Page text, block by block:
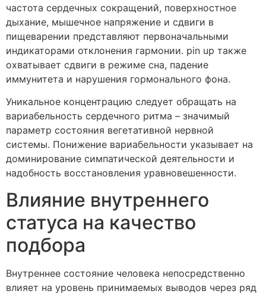
частота сердечных сокращений, поверхностное
дыхание, мышечное напряжение и сдвиги в
пищеварении представляют первоначальными
индикаторами отклонения гармонии. pin up также
охватывает сдвиги в режиме сна, падение
иммунитета и нарушения гормонального фона.
Уникальное концентрацию следует обращать на
вариабельность сердечного ритма – значимый
параметр состояния вегетативной нервной
системы. Понижение вариабельности указывает на
доминирование симпатической деятельности и
надобность восстановления уравновешенности.
Влияние внутреннего
статуса на качество
подбора
Внутреннее состояние человека непосредственно
влияет на уровень принимаемых выводов через ряд